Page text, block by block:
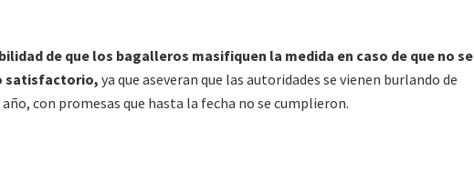
de que los bagalleros masifiquen la medida en caso de que no se
satisfactorio, ya que aseveran que las autoridades se vienen burlando de
con promesas que hasta la fecha no se cumplieron.